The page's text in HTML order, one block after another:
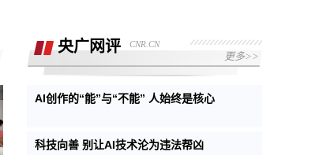
央广网评 CNR.CN
更多>>
AI创作的“能”与“不能” 人始终是核心
科技向善 别让AI技术沦为违法帮凶